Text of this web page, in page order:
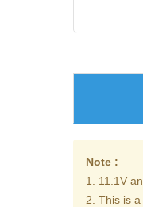
Note :
1. 11.1V
2. This is